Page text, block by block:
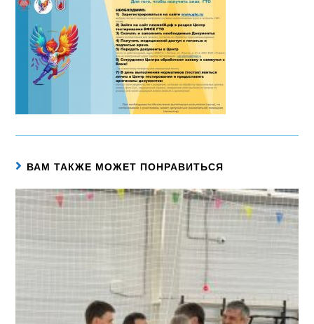
ВАМ ТАКЖЕ МОЖЕТ ПОНРАВИТЬСЯ